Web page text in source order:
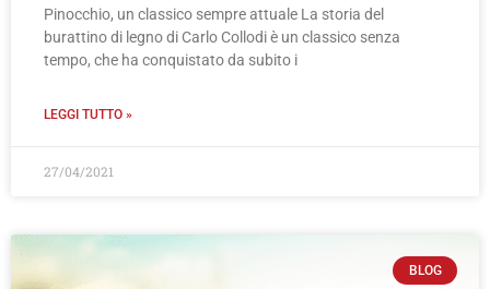
Pinocchio, un classico sempre attuale La storia del
burattino di legno di Carlo Collodi è un classico senza
tempo, che ha conquistato da subito i
LEGGI TUTTO »
27/04/2021
BLOG